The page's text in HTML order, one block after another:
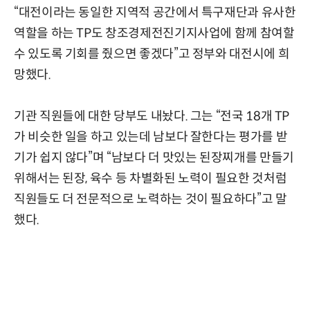
“대전이라는 동일한 지역적 공간에서 특구재단과 유사한
역할을 하는 TP도 창조경제전진기지사업에 함께 참여할
수 있도록 기회를 줬으면 좋겠다”고 정부와 대전시에 희
망했다.
기관 직원들에 대한 당부도 내놨다. 그는 “전국 18개 TP
가 비슷한 일을 하고 있는데 남보다 잘한다는 평가를 받
기가 쉽지 않다”며 “남보다 더 맛있는 된장찌개를 만들기
위해서는 된장, 육수 등 차별화된 노력이 필요한 것처럼
직원들도 더 전문적으로 노력하는 것이 필요하다”고 말
했다.